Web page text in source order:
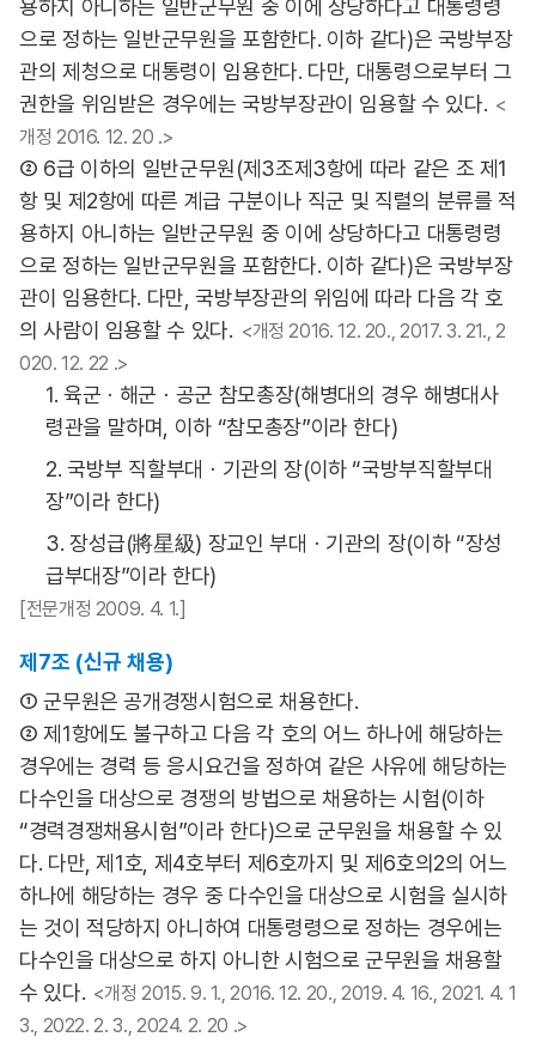
용하지 아니하는 일반군무원 중 이에 상당하다고 대통령령
으로 정하는 일반군무원을 포함한다. 이하 같다)은 국방부장
관의 제청으로 대통령이 임용한다. 다만, 대통령으로부터 그
권한을 위임받은 경우에는 국방부장관이 임용할 수 있다. <
개정 2016. 12. 20 .>
② 6급 이하의 일반군무원(제3조제3항에 따라 같은 조 제1
항 및 제2항에 따른 계급 구분이나 직군 및 직렬의 분류를 적
용하지 아니하는 일반군무원 중 이에 상당하다고 대통령령
으로 정하는 일반군무원을 포함한다. 이하 같다)은 국방부장
관이 임용한다. 다만, 국방부장관의 위임에 따라 다음 각 호
의 사람이 임용할 수 있다. <개정 2016. 12. 20., 2017. 3. 21., 2
020. 12. 22 .>
1. 육군ㆍ해군ㆍ공군 참모총장(해병대의 경우 해병대사
령관을 말하며, 이하 “참모총장”이라 한다)
2. 국방부 직할부대ㆍ기관의 장(이하 “국방부직할부대
장”이라 한다)
3. 장성급(將星級) 장교인 부대ㆍ기관의 장(이하 “장성
급부대장”이라 한다)
[전문개정 2009. 4. 1.]
제7조 (신규 채용)
① 군무원은 공개경쟁시험으로 채용한다.
② 제1항에도 불구하고 다음 각 호의 어느 하나에 해당하는
경우에는 경력 등 응시요건을 정하여 같은 사유에 해당하는
다수인을 대상으로 경쟁의 방법으로 채용하는 시험(이하
“경력경쟁채용시험”이라 한다)으로 군무원을 채용할 수 있
다. 다만, 제1호, 제4호부터 제6호까지 및 제6호의2의 어느
하나에 해당하는 경우 중 다수인을 대상으로 시험을 실시하
는 것이 적당하지 아니하여 대통령령으로 정하는 경우에는
다수인을 대상으로 하지 아니한 시험으로 군무원을 채용할
수 있다. <개정 2015. 9. 1., 2016. 12. 20., 2019. 4. 16., 2021. 4. 1
3., 2022. 2. 3., 2024. 2. 20 .>